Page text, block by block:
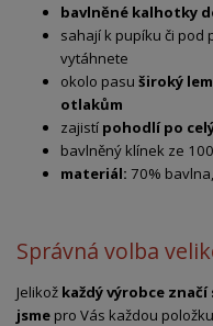
bavlněné kalhotky
sahají k pupíku či pod
vytáhnete
okolo pasu široký lem
otlakům
zajistí pohodlí po
bavlněný klínek ze
materiál: 70%
Správná volba
Jelikož každý výrobce
jsme pro Vás každou